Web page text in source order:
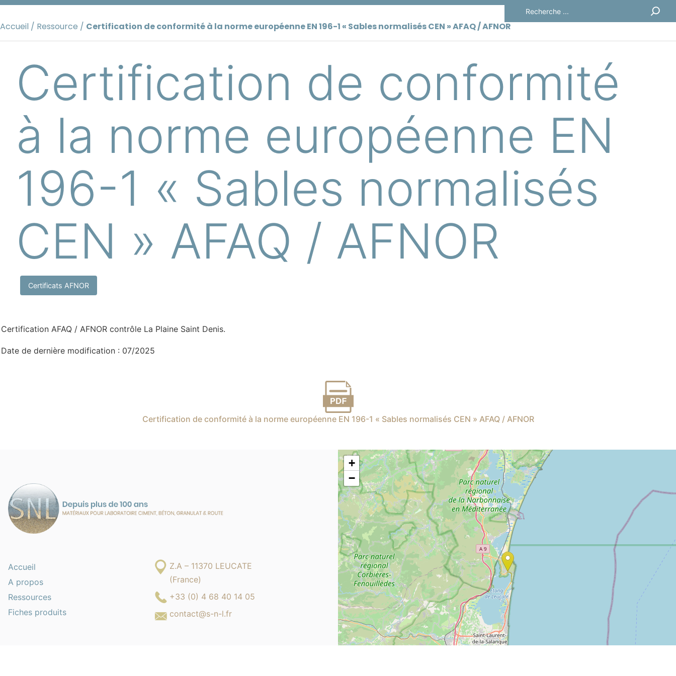
Aller
contenu
Rechercher
Accueil / Ressource / Certification de conformité à la norme européenne EN 196-1 « Sables normalisés CEN » AFAQ / AFNOR
Certification de conformité
à la norme européenne EN
196-1 « Sables normalisés
CEN » AFAQ / AFNOR
Certificats AFNOR
Certification AFAQ / AFNOR contrôle La Plaine Saint Denis.
Date de dernière modification : 07/2025
Certification de conformité à la norme européenne EN 196-1 « Sables normalisés CEN » AFAQ / AFNOR
Accueil
A propos
Ressources
Fiches produits
Z.A – 11370 LEUCATE
(France)
+33 (0) 4 68 40 14 05
contact@s-n-l.fr
+
−